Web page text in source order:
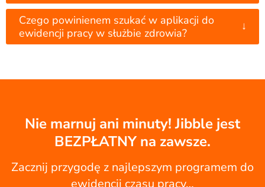
Czego powinienem szukać w aplikacji do
ewidencji pracy w służbie zdrowia?
↓
Nie marnuj ani minuty! Jibble jest
BEZPŁATNY na zawsze.
Zacznij przygodę z najlepszym programem do
ewidencji czasu pracy…